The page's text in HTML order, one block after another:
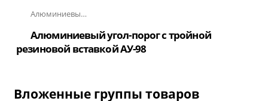
Алюминиевый угол-порог с резиновой вставкой
Алюминиевый угол-порог с тройной
резиновой вставкой АУ-98
Вложенные группы товаров